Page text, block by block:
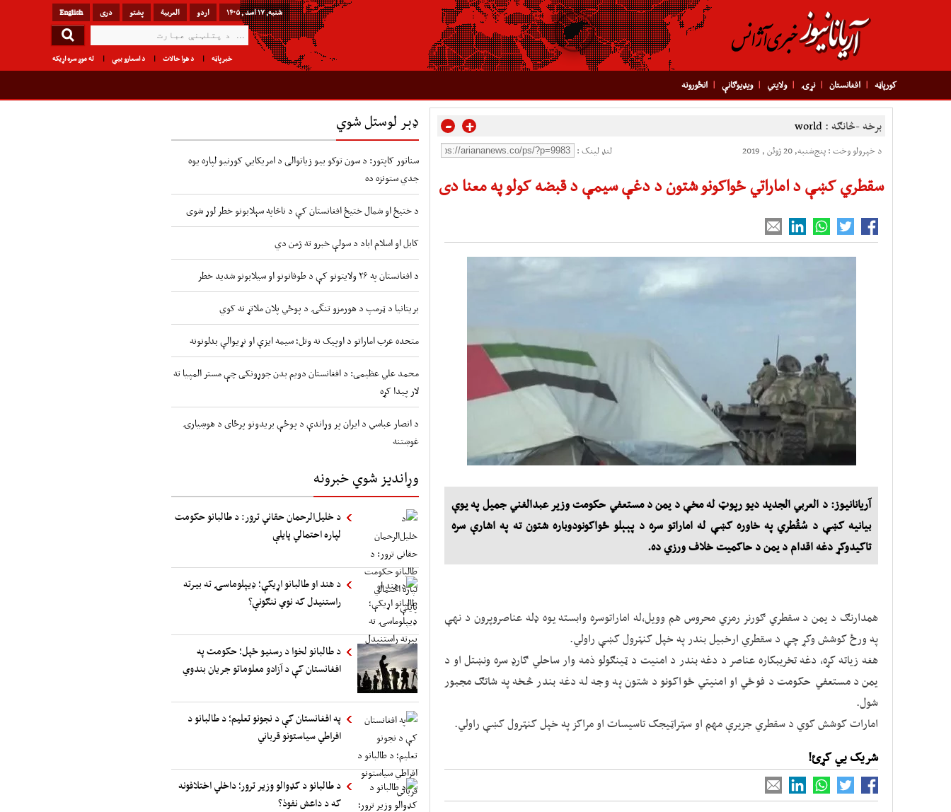
English دری پشتو العربیة اردو شنبه, ۱۷ اسد , ۱۴۰۵
له موږ سره اړیکه د اسعارو بیې د هوا حالات خبرپاڼه
کورپاڼه افغانستان نړۍ ولایتي ویډیوګانې انځورونه
برخه -څانګه : world
- +
د خپرولو وخت : پنج‌شنبه, 20 ژوئن , 2019 لنډ لینک :
سقطري کښې د اماراتي ځواکونو شتون د دغې سيمې د قبضه کولو په معنا دی
آریانانیوز: د العربي الجديد دیو رپوټ له مخې د يمن د مستعفي حکومت وزير عبدالغني جميل په يوې
بيانيه کښې د سُقُطري په خاوره کښې له اماراتو سره د پېېلو ځواکونودوباره شتون ته په اشارې سره
تاکيدوکړ دغه اقدام د يمن د حاکميت خلاف ورزي ده.
همدارنګ د يمن د سقطري ګورنر رمزي محروس هم وويل،له اماراتوسره وابسته يوه ډله عناصروپرون د نهې
په ورځ کوشش وکړ چې د سقطري ارخبيل بندر په خپل کنټرول کښې راولي.
هغه زياته کړه، دغه تخريبکاره عناصر د دغه بندر د امنيت د ټينګولو ذمه وار ساحلي ګارډ سره ونښتل او د
يمن د مستعفي حکومت د فوځي او امنيتي ځواکونو د شتون په وجه له دغه بندر څخه په شاتګ مجبور
شول.
امارات کوشش کوي د سقطري جزيرې مهم او سټراټيجک تاسيسات او مراکز په خپل کنټرول کښې راولي.
شریک یي کړئ!
ډېر لوستل شوي
سناتور کاپتور: د سون توکو بیو زیاتوالی د امریکایي کورنیو لپاره یوه
جدي ستونزه ده
د ختیځ او شمال ختیځ افغانستان کې د ناڅاپه سېلابونو خطر لوړ شوی
کابل او اسلام اباد د سولې خبرو ته ژمن دي
د افغانستان په ۲۶ ولایتونو کې د طوفانونو او سیلابونو شدید خطر
بریتانیا د ټرمپ د هورمزو تنگۍ د پوځي پلان ملاتړ نه کوي
متحده عرب اماراتو د اوپیک نه وتل؛ سیمه ایزې او نړیوالې بدلونونه
محمد علي عظیمی: د افغانستان دویم بدن جوړونکی چې مستر المپیا ته
لار پیدا کړه
د انصار عباسي د ایران پر وړاندې د پوځې بریدونو پرځای د هوښیارۍ
غوښتنه
وړاندیز شوي خبرونه
د خلیل‌الرحمان حقاني ترور: د طالبانو حکومت
لپاره احتمالي پایلې
د هند او طالبانو اړیکې؛ ډیپلوماسۍ ته بیرته
راستنیدل که نوي ننګونې؟
د طالبانو لخوا د رسنیو ځپل؛ حکومت په
افغانستان کې د آزادو معلوماتو جریان بندوي
په افغانستان کې د نجونو تعلیم؛ د طالبانو د
افراطي سیاستونو قرباني
د طالبانو د کډوالو وزیر ترور؛ داخلي اختلافونه
که د داعش نفوذ؟